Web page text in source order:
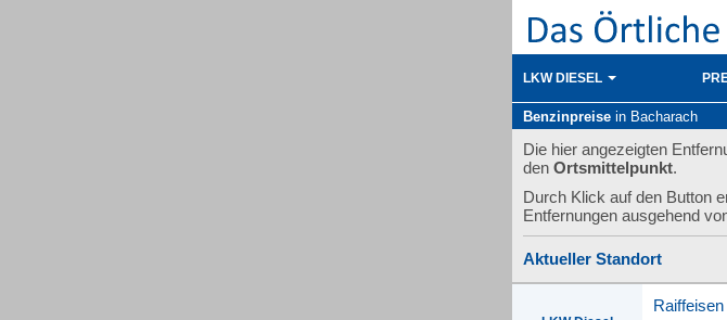
LKW DIESEL
Benzinpreise in Bacharach
Die hier angezeigten
den Ortsmittelpunkt.
Durch Klick auf den Button
Entfernungen ausgehend
Aktueller Standort